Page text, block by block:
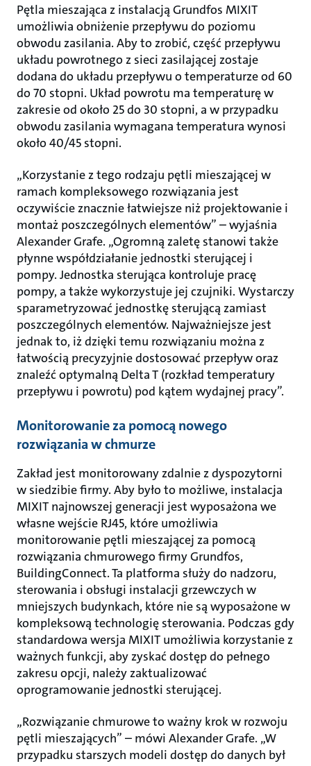
Pętla mieszająca z instalacją Grundfos MIXIT
umożliwia obniżenie przepływu do poziomu
obwodu zasilania. Aby to zrobić, część przepływu
układu powrotnego z sieci zasilającej zostaje
dodana do układu przepływu o temperaturze od 60
do 70 stopni. Układ powrotu ma temperaturę w
zakresie od około 25 do 30 stopni, a w przypadku
obwodu zasilania wymagana temperatura wynosi
około 40/45 stopni.
„Korzystanie z tego rodzaju pętli mieszającej w
ramach kompleksowego rozwiązania jest
oczywiście znacznie łatwiejsze niż projektowanie i
montaż poszczególnych elementów” – wyjaśnia
Alexander Grafe. „Ogromną zaletę stanowi także
płynne współdziałanie jednostki sterującej i
pompy. Jednostka sterująca kontroluje pracę
pompy, a także wykorzystuje jej czujniki. Wystarczy
sparametryzować jednostkę sterującą zamiast
poszczególnych elementów. Najważniejsze jest
jednak to, iż dzięki temu rozwiązaniu można z
łatwością precyzyjnie dostosować przepływ oraz
znaleźć optymalną Delta T (rozkład temperatury
przepływu i powrotu) pod kątem wydajnej pracy”.
Monitorowanie za pomocą nowego
rozwiązania w chmurze
Zakład jest monitorowany zdalnie z dyspozytorni
w siedzibie firmy. Aby było to możliwe, instalacja
MIXIT najnowszej generacji jest wyposażona we
własne wejście RJ45, które umożliwia
monitorowanie pętli mieszającej za pomocą
rozwiązania chmurowego firmy Grundfos,
BuildingConnect. Ta platforma służy do nadzoru,
sterowania i obsługi instalacji grzewczych w
mniejszych budynkach, które nie są wyposażone w
kompleksową technologię sterowania. Podczas gdy
standardowa wersja MIXIT umożliwia korzystanie z
ważnych funkcji, aby zyskać dostęp do pełnego
zakresu opcji, należy zaktualizować
oprogramowanie jednostki sterującej.
„Rozwiązanie chmurowe to ważny krok w rozwoju
pętli mieszających” – mówi Alexander Grafe. „W
przypadku starszych modeli dostęp do danych był